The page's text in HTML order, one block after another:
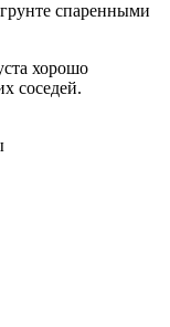
спаренными
хорошо
соседей.